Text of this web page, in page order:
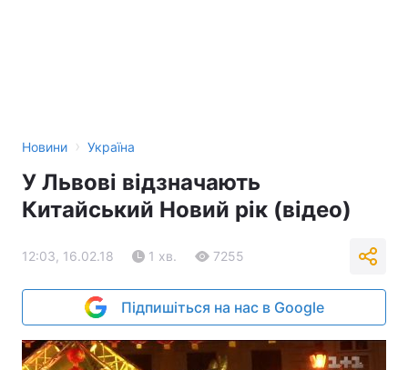
Новини › Україна
У Львові відзначають
Китайський Новий рік (відео)
12:03, 16.02.18 1 хв. 7255
Підпишіться на нас в Google